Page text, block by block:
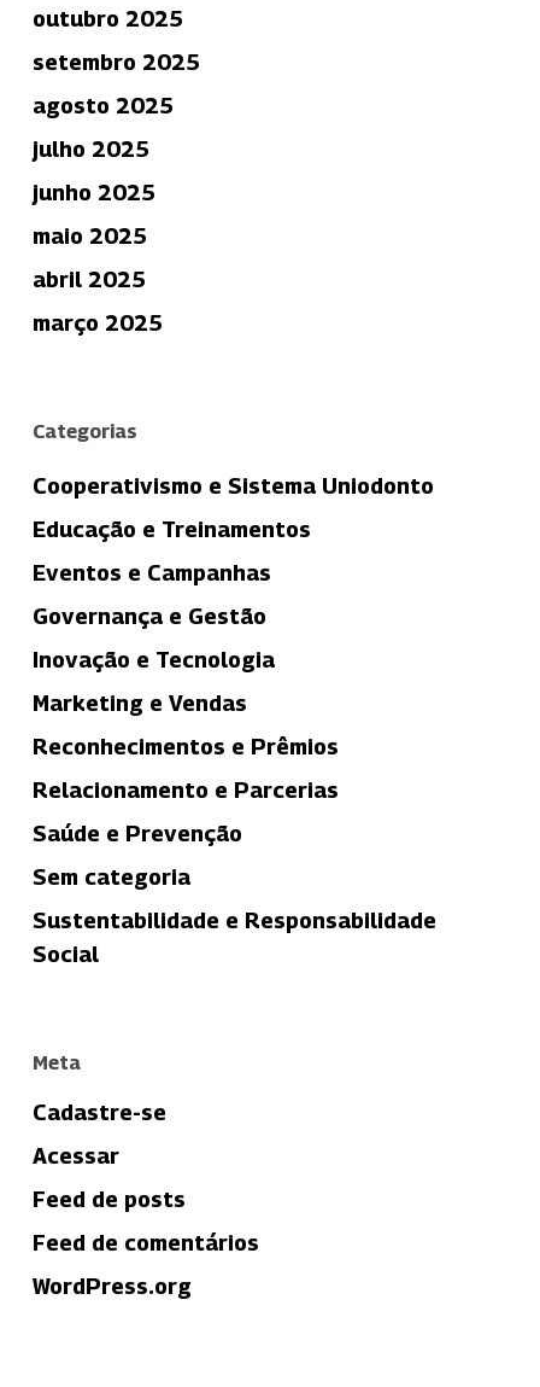
outubro 2025
setembro 2025
agosto 2025
julho 2025
junho 2025
maio 2025
abril 2025
março 2025
Categorias
Cooperativismo e Sistema Uniodonto
Educação e Treinamentos
Eventos e Campanhas
Governança e Gestão
Inovação e Tecnologia
Marketing e Vendas
Reconhecimentos e Prêmios
Relacionamento e Parcerias
Saúde e Prevenção
Sem categoria
Sustentabilidade e Responsabilidade
Social
Meta
Cadastre-se
Acessar
Feed de posts
Feed de comentários
WordPress.org